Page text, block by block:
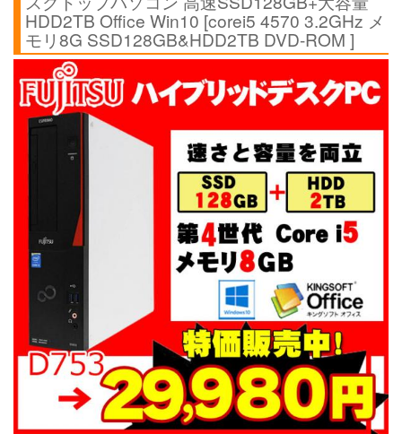
HDD2TB Office Win10 [corei5 4570 3.2GHz メ
モリ8G SSD128GB&HDD2TB DVD-ROM ]